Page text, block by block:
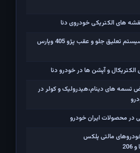
های الکتریکی خودروی دنا
راهنمای تعمیرات سیستم تعلیق جلو و عقب پژو 405 وپارس
و آپشن ها در خودرو دنا
های دینام،هیدرولیک و کولر در
در محصولات ایران خودرو
مالتی پلکس